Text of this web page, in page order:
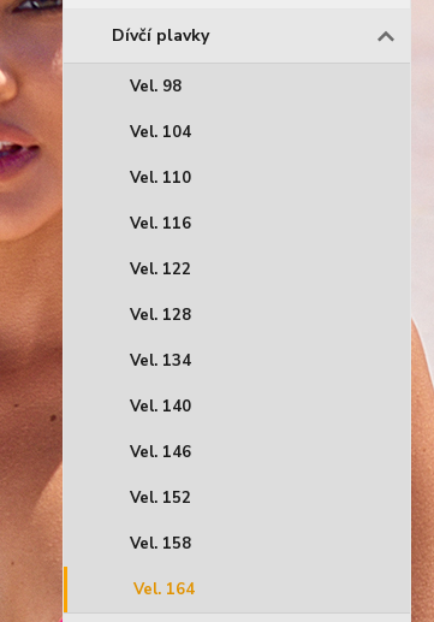
Dívčí plavky
Vel. 98
Vel. 104
Vel. 110
Vel. 116
Vel. 122
Vel. 128
Vel. 134
Vel. 140
Vel. 146
Vel. 152
Vel. 158
Vel. 164